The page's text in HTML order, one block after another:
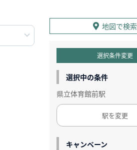
地図で検索
選択条件変更
選択中の条件
県立体育館前駅
駅を変更
キャンペーン